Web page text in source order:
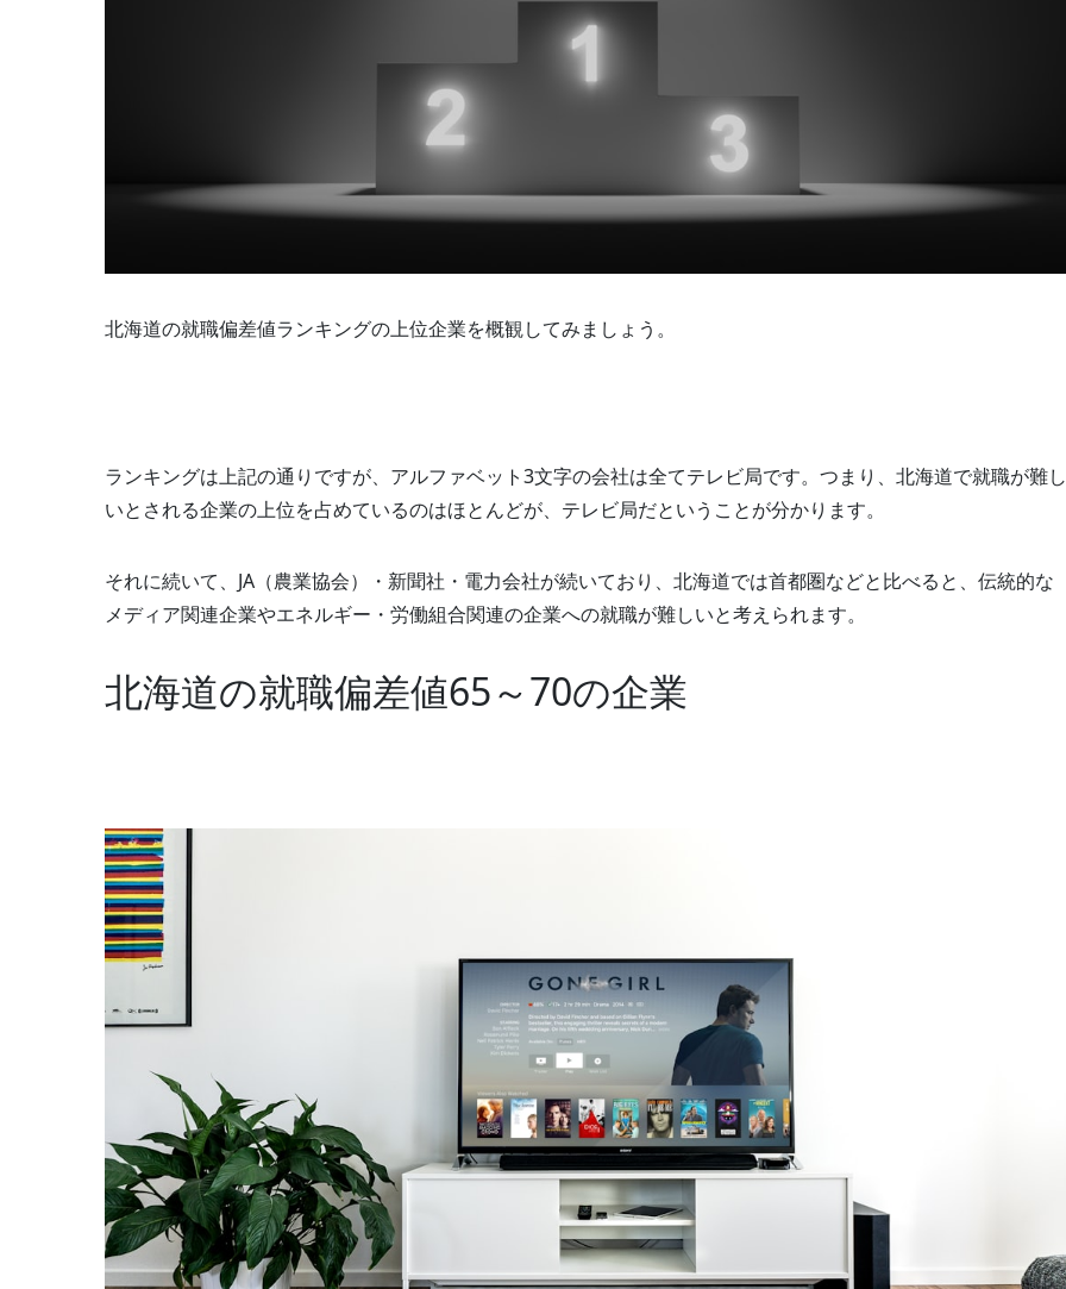
北海道の就職偏差値ランキングの上位企業を概観してみましょう。
ランキングは上記の通りですが、アルファベット3文字の会社は全てテレビ局です。つまり、北海道で就職が難し
いとされる企業の上位を占めているのはほとんどが、テレビ局だということが分かります。
それに続いて、JA（農業協会）・新聞社・電力会社が続いており、北海道では首都圏などと比べると、伝統的な
メディア関連企業やエネルギー・労働組合関連の企業への就職が難しいと考えられます。
北海道の就職偏差値65～70の企業